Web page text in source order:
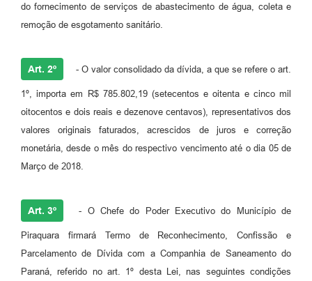
do fornecimento de serviços de abastecimento de água, coleta e
remoção de esgotamento sanitário.
Art. 2º - O valor consolidado da dívida, a que se refere o art.
1º, importa em R$ 785.802,19 (setecentos e oitenta e cinco mil
oitocentos e dois reais e dezenove centavos), representativos dos
valores originais faturados, acrescidos de juros e correção
monetária, desde o mês do respectivo vencimento até o dia 05 de
Março de 2018.
Art. 3º - O Chefe do Poder Executivo do Município de
Piraquara firmará Termo de Reconhecimento, Confissão e
Parcelamento de Dívida com a Companhia de Saneamento do
Paraná, referido no art. 1º desta Lei, nas seguintes condições